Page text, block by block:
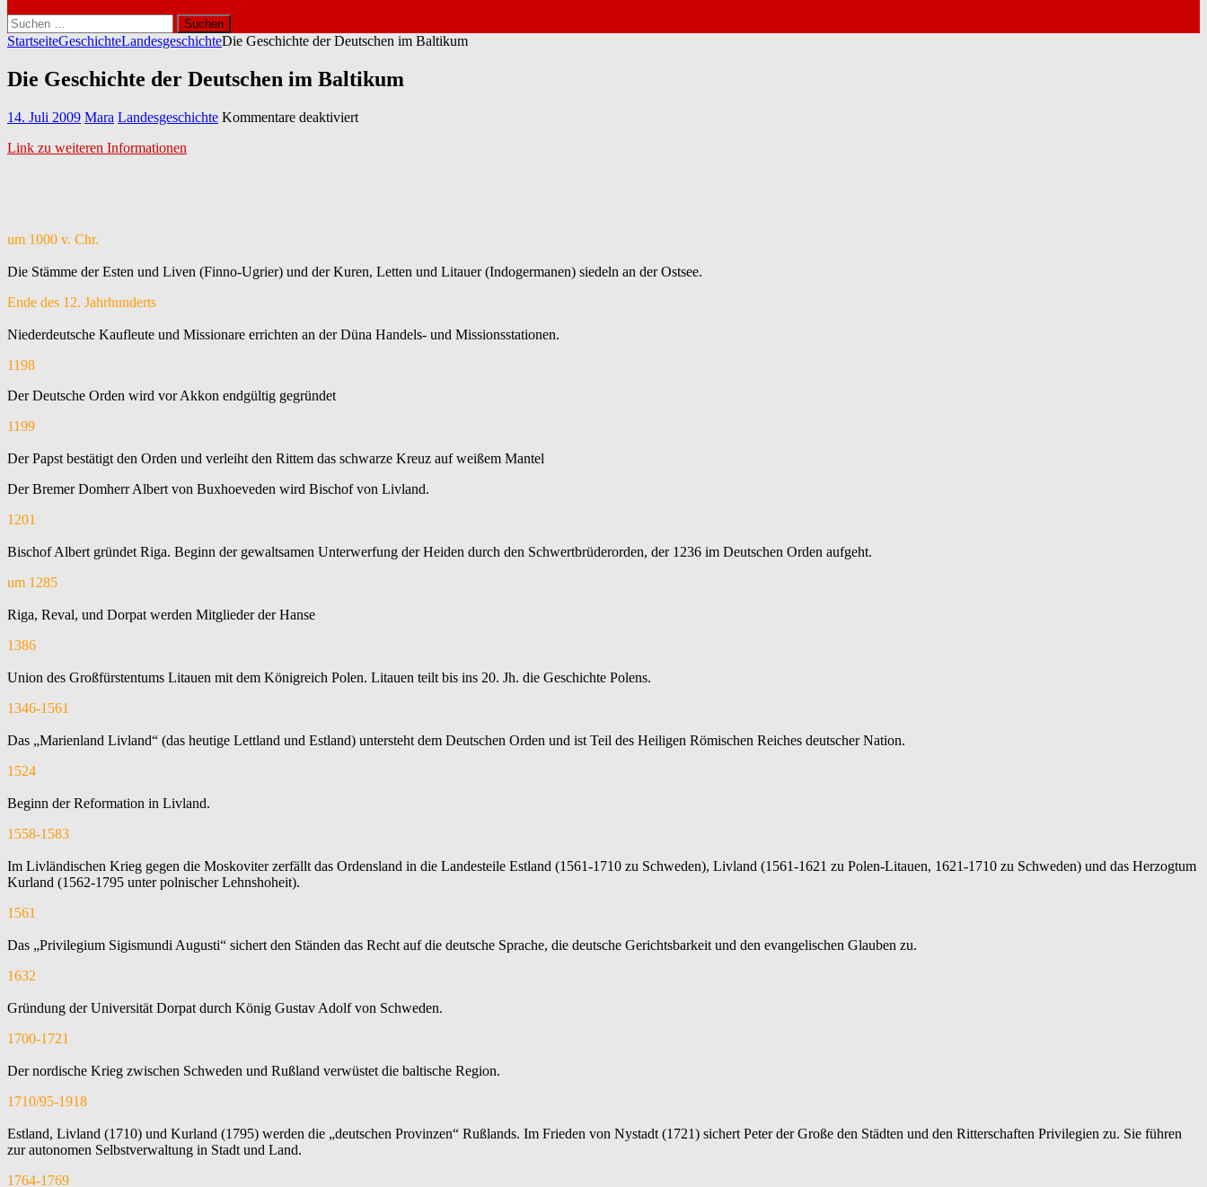
Suchen
nach:
StartseiteGeschichteLandesgeschichteDie Geschichte der Deutschen im Baltikum
Die Geschichte der Deutschen im Baltikum
14. Juli 2009 Mara Landesgeschichte Kommentare deaktiviertfür
Link zu weiteren Informationen
um 1000 v. Chr.
Die Stämme der Esten und Liven (Finno-Ugrier) und der Kuren, Letten und Litauer (Indogermanen) siedeln an der Ostsee.
Ende des 12. Jahrhunderts
Niederdeutsche Kaufleute und Missionare errichten an der Düna Handels- und Missionsstationen.
1198
Der Deutsche Orden wird vor Akkon endgültig gegründet
1199
Der Papst bestätigt den Orden und verleiht den Rittem das schwarze Kreuz auf weißem Mantel
Der Bremer Domherr Albert von Buxhoeveden wird Bischof von Livland.
1201
Bischof Albert gründet Riga. Beginn der gewaltsamen Unterwerfung der Heiden durch den Schwertbrüderorden, der 1236 im Deutschen Orden aufgeht.
um 1285
Riga, Reval, und Dorpat werden Mitglieder der Hanse
1386
Union des Großfürstentums Litauen mit dem Königreich Polen. Litauen teilt bis ins 20. Jh. die Geschichte Polens.
1346-1561
Das „Marienland Livland“ (das heutige Lettland und Estland) untersteht dem Deutschen Orden und ist Teil des Heiligen Römischen Reiches deutscher Nation.
1524
Beginn der Reformation in Livland.
1558-1583
Im Livländischen Krieg gegen die Moskoviter zerfällt das Ordensland in die Landesteile Estland (1561-1710 zu Schweden), Livland (1561-1621 zu Polen-Litauen, 1621-1710 zu Schweden) und das Herzogtum
Kurland (1562-1795 unter polnischer Lehnshoheit).
1561
Das „Privilegium Sigismundi Augusti“ sichert den Ständen das Recht auf die deutsche Sprache, die deutsche Gerichtsbarkeit und den evangelischen Glauben zu.
1632
Gründung der Universität Dorpat durch König Gustav Adolf von Schweden.
1700-1721
Der nordische Krieg zwischen Schweden und Rußland verwüstet die baltische Region.
1710/95-1918
Estland, Livland (1710) und Kurland (1795) werden die „deutschen Provinzen“ Rußlands. Im Frieden von Nystadt (1721) sichert Peter der Große den Städten und den Ritterschaften Privilegien zu. Sie führen
zur autonomen Selbstverwaltung in Stadt und Land.
1764-1769